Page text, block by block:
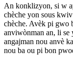
An konklizyon, si w
chèche yon sous
chèche. Avèk pi gwo
anviwònman an, li se
angajman nou anvè
nou ba ou pi bon